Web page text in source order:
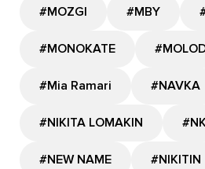
#MOZGI #MBY
#MONOKATE
#Mia Ramari #NAVKA
#NIKITA LOMAKIN
#NEW NAME #NIKITIN